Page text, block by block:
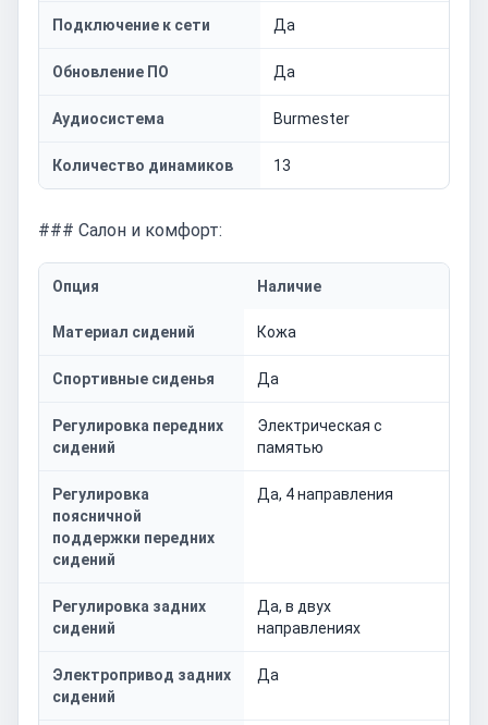
Подключение к сети Да
Обновление ПО Да
Аудиосистема Burmester
Количество динамиков 13
### Салон и комфорт:
Опция Наличие
Материал сидений Кожа
Спортивные сиденья Да
Регулировка передних
сидений
Электрическая с
памятью
Регулировка
поясничной
поддержки передних
сидений
Да, 4 направления
Регулировка задних
сидений
Да, в двух
направлениях
Электропривод задних
сидений
Да